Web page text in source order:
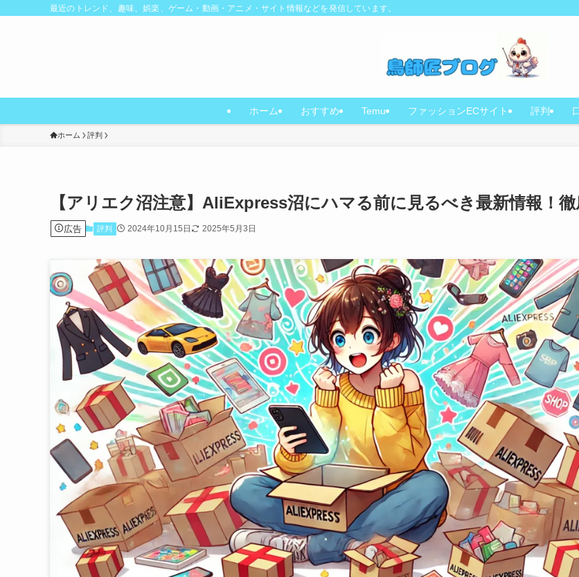
最近のトレンド、趣味、娯楽、ゲーム・動画・アニメ・サイト情報などを発信しています。
ホーム おすすめ Temu ファッションECサイト 評判
ホーム 評判
【アリエク沼注意】AliExpress沼にハマる前に見るべき最新情報！
広告 評判 2024年10月15日 2025年5月3日